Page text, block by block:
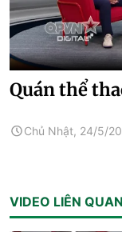
Quán thể
Chủ Nhật, 24/5/
VIDEO LIÊN QUAN